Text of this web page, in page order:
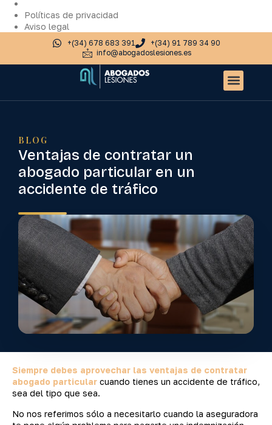
Políticas de privacidad
Aviso legal
+(34) 678 683 391
+(34) 91 789 34 90
info@abogadoslesiones.es
BLOG
Ventajas de contratar un
abogado particular en un
accidente de tráfico
Siempre debes aprovechar las ventajas de contratar
abogado particular cuando tienes un accidente de tráfico,
sea del tipo que sea.
No nos referimos sólo a necesitarlo cuando la aseguradora